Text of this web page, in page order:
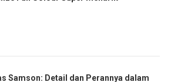
Samson: Detail dan Perannya dalam